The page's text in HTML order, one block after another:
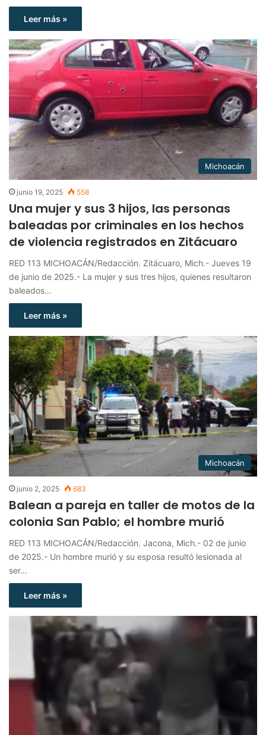
Leer más »
Michoacán
junio 19, 2025 558
Una mujer y sus 3 hijos, las personas
baleadas por criminales en los hechos
de violencia registrados en Zitácuaro
RED 113 MICHOACÁN/Redacción. Zitácuaro, Mich.- Jueves 19
de junio de 2025.- La mujer y sus tres hijos, quienes resultaron
baleados…
Leer más »
Michoacán
junio 2, 2025 683
Balean a pareja en taller de motos de la
colonia San Pablo; el hombre murió
RED 113 MICHOACÁN/Redacción. Jacona, Mich.- 02 de junio
de 2025.- Un hombre murió y su esposa resultó lesionada al
ser…
Leer más »